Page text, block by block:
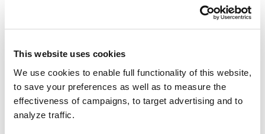
This website uses cookies
We use cookies to enable full functionality of this website,
to save your preferences as well as to measure the
effectiveness of campaigns, to target advertising and to
analyze traffic.
att man fått beslutet skriftligen på adressen
kajo2022@partio.fi. Om stipendiet inte täcker hela
mellan deltagaravgiften och
stipendiet.Felaktiga uppgifter i ansökan kan leda till a
tt stipendiet återkrävs.
Lägrets avbokningsvillkor hittar du